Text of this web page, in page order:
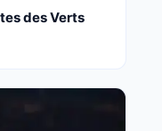
des Verts